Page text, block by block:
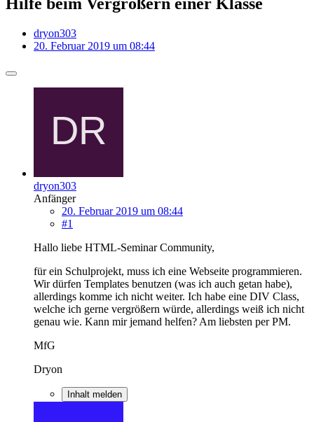
dryon303
20. Februar 2019 um 08:44
dryon303
Anfänger
20. Februar 2019 um 08:44
#1
Hallo liebe HTML-Seminar Community,
für ein Schulprojekt, muss ich eine Webseite programmieren.
Wir dürfen Templates benutzen (was ich auch getan habe),
allerdings komme ich nicht weiter. Ich habe eine DIV Class,
welche ich gerne vergrößern würde, allerdings weiß ich nicht
genau wie. Kann mir jemand helfen? Am liebsten per PM.
MfG
Dryon
Inhalt melden